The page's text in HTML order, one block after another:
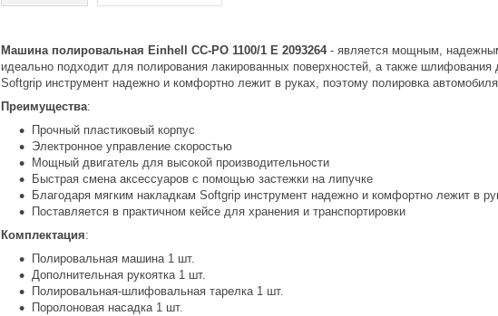
Машина полировальная Einhell CC-PO 1100/1 E 2093264- является мощным,
идеально подходит для полирования лакированных поверхностей, а также
Softgrip инструмент надежно и комфортно лежит в руках, поэтому полировка
Преимущества:
Прочный пластиковый корпус
Электронное управление скоростью
Мощный двигатель для высокой производительности
Быстрая смена аксессуаров с помощью застежки на липучке
Благодаря мягким накладкам Softgrip инструмент надежно и комфортно лежит в
Поставляется в практичном кейсе для хранения и транспортировки
Комплектация:
Полировальная машина 1 шт.
Дополнительная рукоятка 1 шт.
Полировальная-шлифовальная тарелка 1 шт.
Поролоновая насадка 1 шт.